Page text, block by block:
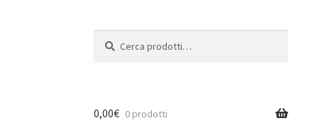
0,00€ 0 prodotti